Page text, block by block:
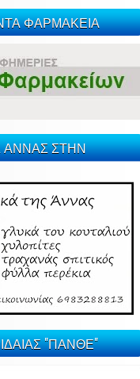
ΦΑΡΜΑΚΕΙΑ
ΑΝΝΑΣ ΣΤΗΝ
"ΠΑΝΘΕ"